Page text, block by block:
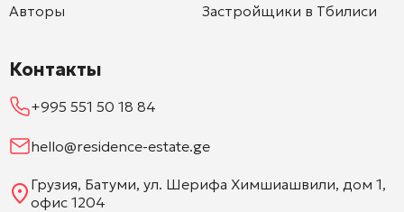
Авторы
Застройщики в Тбилиси
Контакты
+995 551 50 18 84
hello@residence-estate.ge
Грузия, Батуми, ул. Шерифа Химшиашвили, дом 1,
офис 1204